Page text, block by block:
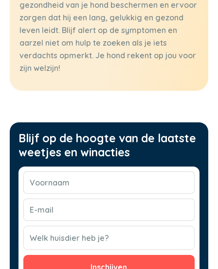
gezondheid van je hond beschermen en ervoor
zorgen dat hij een lang, gelukkig en gezond
leven leidt. Blijf alert op de symptomen en
aarzel niet om hulp te zoeken als je iets
verdachts opmerkt. Je hond rekent op jou voor
zijn welzijn!
Blijf op de hoogte van de laatste
weetjes en winacties
Voornaam
E-
mail
(Vereist)
CAPTCHA
Welk huisdier heb je?